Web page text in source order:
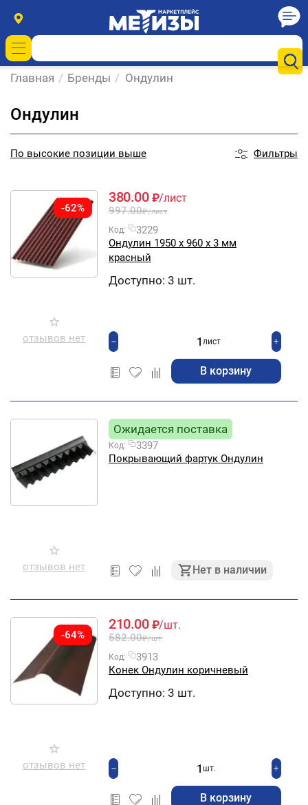
Главная / Бренды / Ондулин
Ондулин
По высокие позиции выше Фильтры
-62%
отзывов нет
380.00 ₽/лист
997.00₽/лист
Код:
3229
Ондулин 1950 х 960 х 3 мм
красный
Доступно: 3 шт.
+
лист
−
В корзину
отзывов нет
Ожидается поставка
Код:
3397
Покрывающий фартук Ондулин
Нет в наличии
-64%
отзывов нет
210.00 ₽/шт.
582.00₽/шт.
Код:
3913
Конек Ондулин коричневый
Доступно: 3 шт.
+
шт.
−
В корзину